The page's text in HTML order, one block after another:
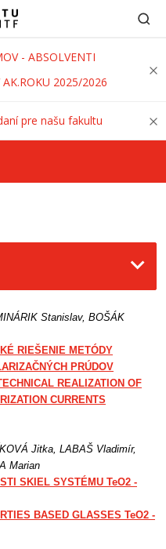
- ABSOLVENTI
AK.ROKU 2025/2026
pre našu fakultu
Stanislav, BOŠÁK
RIEŠENIE METÓDY
PRÚDOV
REALIZATION OF
CURRENTS
Jitka, LABAŠ Vladimír,
Marian
SKIEL SYSTÉMU TeO2 -
BASED GLASSES TeO2 -